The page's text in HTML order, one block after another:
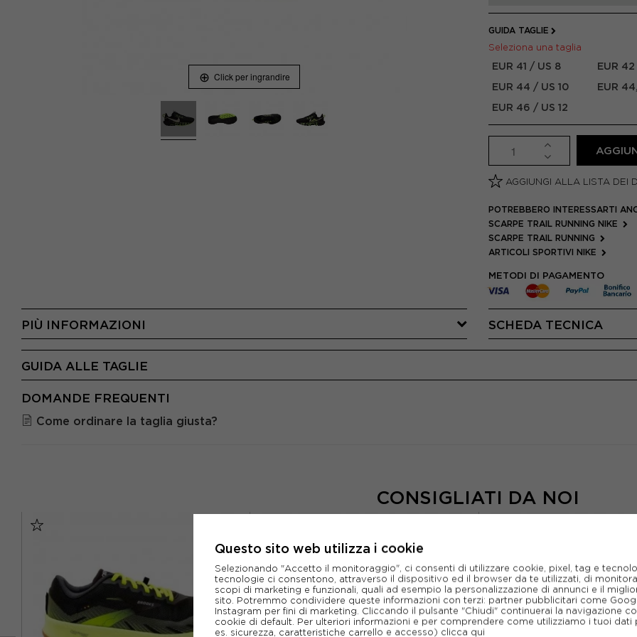
Click per ingrandire
GUIDA TAGLIE
Seleziona una taglia
EUR 41 / US 8
EUR
EUR 44 / US 10
EUR
EUR 46 / US 12
AGGIUNGI ALLA LISTA DEI
POTREBBERO INTERESSARTI
SCARPE TRAIL RUNNING NIKE
SCARPE TRAIL RUNNING
ARTICOLI SPORTIVI NIKE
METODI DI PAGAMENTO
PIÙ INFORMAZIONI SCHEDA TECNICA
GUIDA ALLE TAGLIE
DOMANDE FREQUENTI
Come ordinare la taglia giusta?
CONSIGLIATI DA NOI
Questo sito web utilizza i cookie
Selezionando "Accetto il monitoraggio", ci consenti di utilizzare cookie, pixel, tag e
tecnologie ci consentono, attraverso il dispositivo ed il browser da te utilizzati, di
scopi di marketing e funzionali, quali ad esempio la personalizzazione di annunci e il
sito. Potremmo condividere queste informazioni con terzi: partner pubblicitari come
Instagram per fini di marketing. Cliccando il pulsante "Chiudi" continuerai la navigazione
cookie di default. Per ulteriori informazioni e per comprendere come utilizziamo i tuoi
es. sicurezza, caratteristiche carrello e accesso) clicca qui